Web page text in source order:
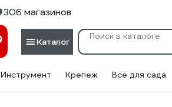
306 магазинов
Каталог
Инструмент Крепеж Всё для сада